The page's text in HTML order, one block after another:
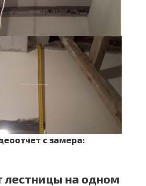
с замера:
лестницы на одном